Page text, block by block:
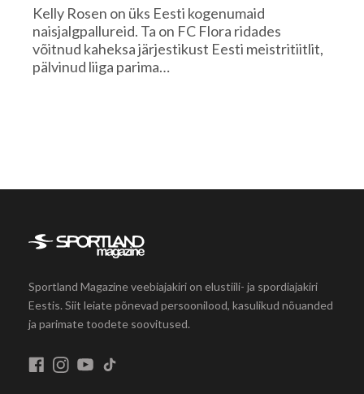
Kelly Rosen on üks Eesti kogenumaid
naisjalgpallureid. Ta on FC Flora ridades
võitnud kaheksa järjestikust Eesti meistritiitlit,
pälvinud liiga parima…
Sportland Magazine veebiajakiri on elustiili- ja spordiajakiri
Eestis. Siit leiate põnevad persoonilood, kasulikud nõuanded
ja parimate toodete soovitused.